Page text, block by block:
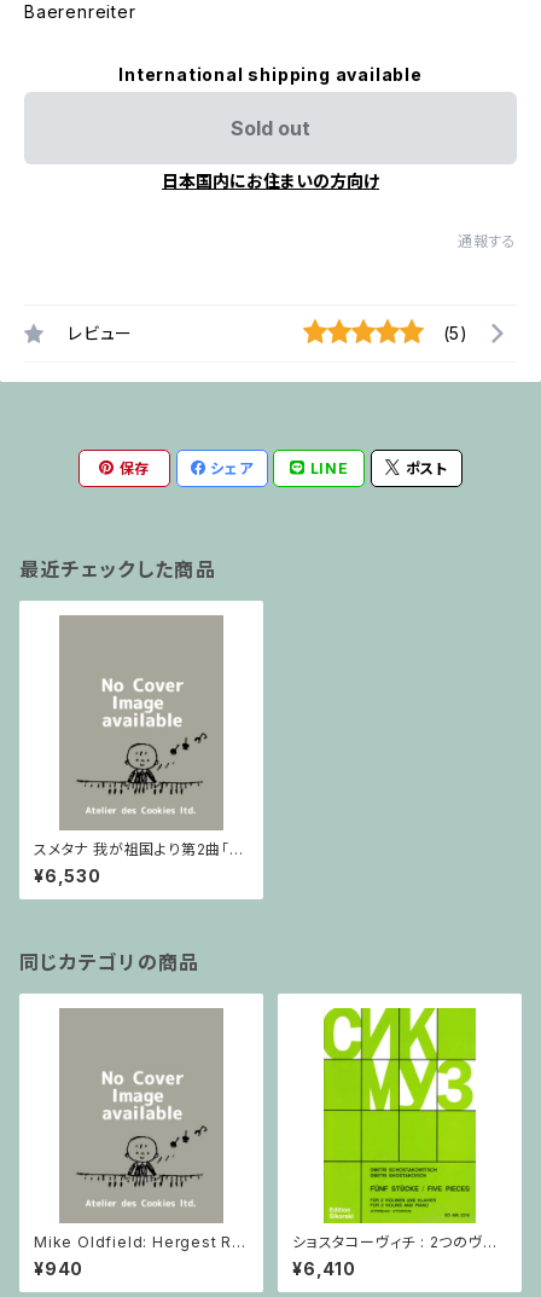
Baerenreiter
International shipping available
Sold out
日本国内にお住まいの方向け
通報する
レビュー (5)
保存 シェア LINE ポスト
最近チェックした商品
スメタナ 我が祖国より第2曲「モ
ルダヴ」 / フルスコア
¥6,530
同じカテゴリの商品
Mike Oldfield: Hergest Rid
ge / ピアノ
¥940
ショスタコーヴィチ : 2つのヴァ
イオリンとピアノのための 5つの
小品 / ヴァイオリン2とピアノ
¥6,410